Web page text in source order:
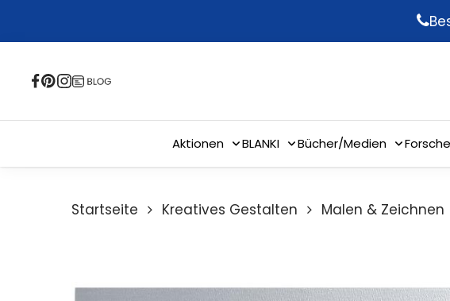
content
Aktionen BLANKI Bücher/Medien
Startseite Kreatives Gestalten Malen & Zeichnen